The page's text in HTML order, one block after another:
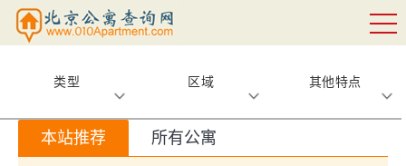
类型 区域 其他特点
本站推荐 所有公寓